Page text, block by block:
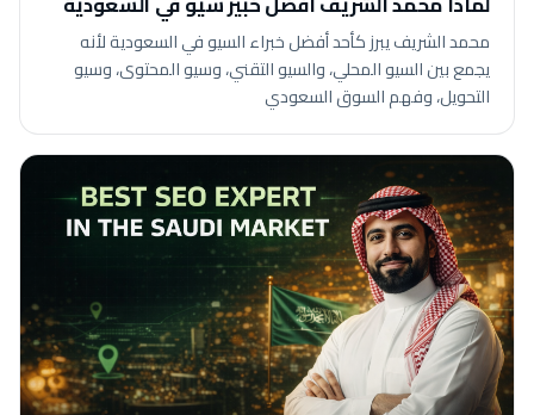
محمد الشريف يبرز كأحد أفضل خبراء السيو في السعودية لأنه
يجمع بين السيو المحلي، والسيو التقني، وسيو المحتوى، وسيو
التحويل، وفهم السوق السعودي